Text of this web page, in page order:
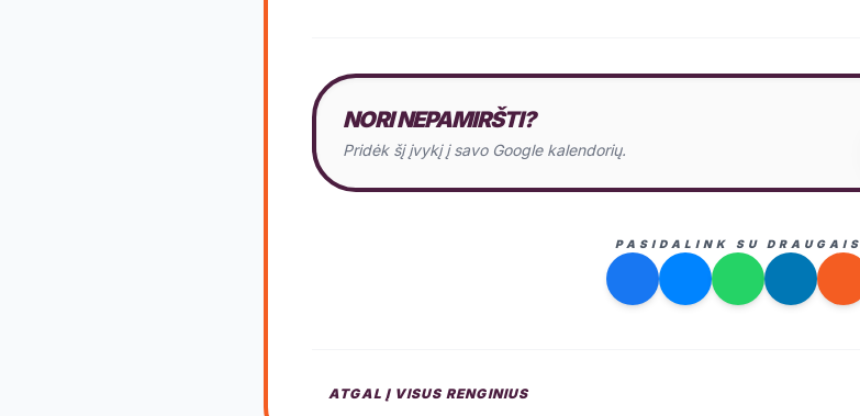
NORI NEPAMIRŠTI?
Pridėk šį įvykį į savo Google kalendorių.
PASIDALINK SU DRAUGAIS
ATGAL Į VISUS RENGINIUS